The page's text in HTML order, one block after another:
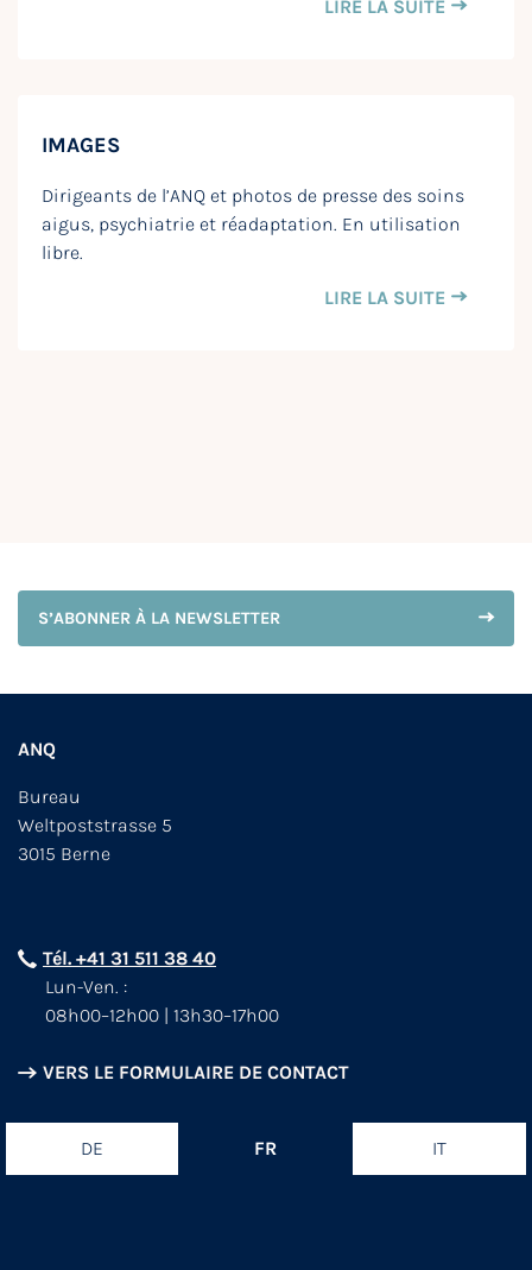
LIRE LA SUITE
IMAGES
Dirigeants de l’ANQ et photos de presse des soins
aigus, psychiatrie et réadaptation. En utilisation
libre.
LIRE LA SUITE
S’ABONNER À LA NEWSLETTER
ANQ
Bureau
Weltpoststrasse 5
3015 Berne
Tél. +41 31 511 38 40
Lun-Ven. :
08h00–12h00 | 13h30–17h00
VERS LE FORMULAIRE DE CONTACT
DE FR IT